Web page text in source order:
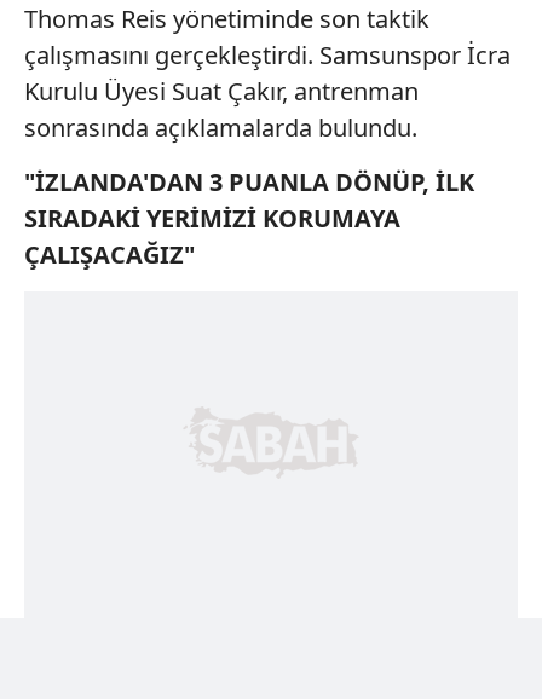
Thomas Reis yönetiminde son taktik
çalışmasını gerçekleştirdi. Samsunspor İcra
Kurulu Üyesi Suat Çakır, antrenman
sonrasında açıklamalarda bulundu.
"İZLANDA'DAN 3 PUANLA DÖNÜP, İLK
SIRADAKİ YERİMİZİ KORUMAYA
ÇALIŞACAĞIZ"